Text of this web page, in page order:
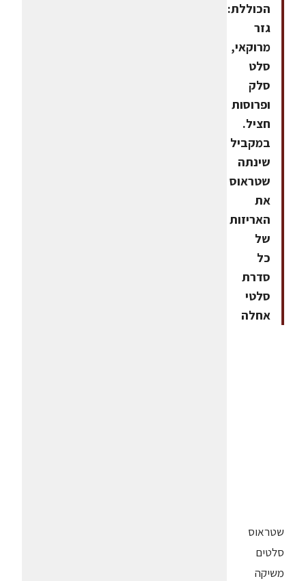
הכוללת:
גזר
מרוקאי,
סלט
סלק
ופרוסות
חציל.
במקביל
שינתה
שטראוס
את
האריזות
של
כל
סדרת
סלטי
אחלה
שטראוס
סלטים
משיקה